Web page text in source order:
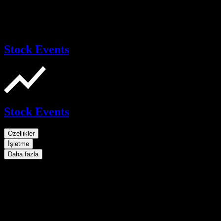
Stock Events
Stock Events
Özellikler
İşletme
Daha fazla